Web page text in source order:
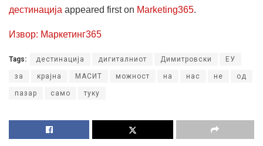
дестинација appeared first on Marketing365.
Извор: Маркетинг365
Tags: дестинација дигиталниот Димитровски ЕУ
за крајна МАСИТ можност на нас не од
пазар само туку